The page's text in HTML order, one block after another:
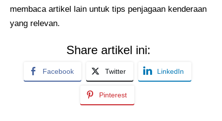
membaca artikel lain untuk tips penjagaan kenderaan
yang relevan.
Share artikel ini:
Facebook Twitter LinkedIn
Pinterest